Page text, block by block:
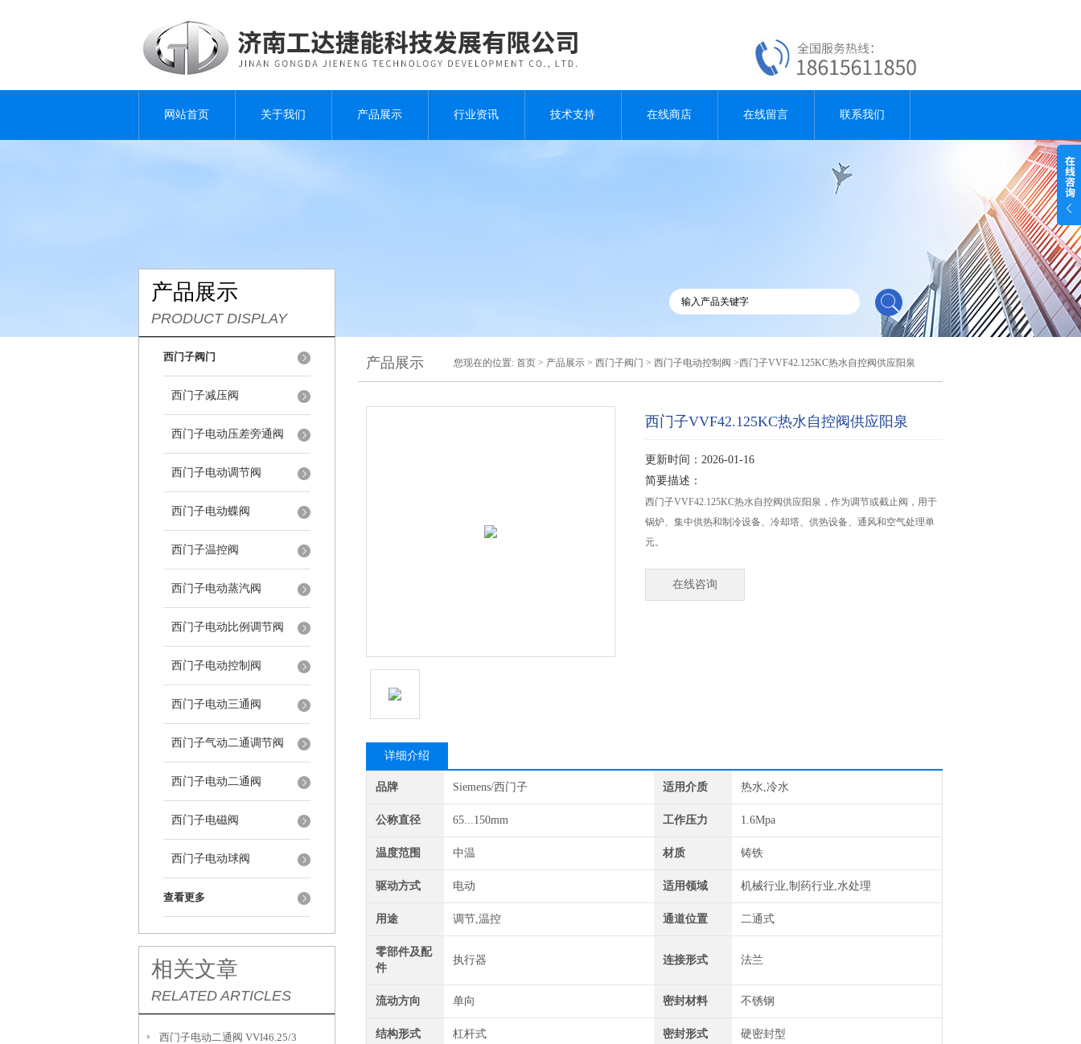
网站首页 关于我们 产品展示 行业资讯 技术支持 在线商店 在线留言 联系我们
产品展示
PRODUCT DISPLAY
西门子阀门
西门子减压阀
西门子电动压差旁通阀
西门子电动调节阀
西门子电动蝶阀
西门子温控阀
西门子电动蒸汽阀
西门子电动比例调节阀
西门子电动控制阀
西门子电动三通阀
西门子气动二通调节阀
西门子电动二通阀
西门子电磁阀
西门子电动球阀
查看更多
相关文章
RELATED ARTICLES
西门子电动二通阀 VVI46.25/3
产品展示 您现在的位置: 首页 > 产品展示 > 西门子阀门 > 西门子电动控制阀 >西门子VVF42.125KC热水自控阀供应阳泉
西门子VVF42.125KC热水自控阀供应阳泉
更新时间：2026-01-16
简要描述：
西门子VVF42.125KC热水自控阀供应阳泉，作为调节或截止阀，用于
锅炉、集中供热和制冷设备、冷却塔、供热设备、通风和空气处理单
元。
在线咨询
详细介绍
品牌 Siemens/西门子 适用介质 热水,冷水
公称直径 65...150mm 工作压力 1.6Mpa
温度范围 中温 材质 铸铁
驱动方式 电动 适用领域 机械行业,制药行业,水处理
用途 调节,温控 通道位置 二通式
零部件及配
件
执行器 连接形式 法兰
流动方向 单向 密封材料 不锈钢
结构形式 杠杆式 密封形式 硬密封型